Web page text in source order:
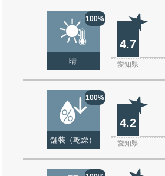
100%
晴
4.7
愛知県
100%
舗装（乾燥）
4.2
愛知県